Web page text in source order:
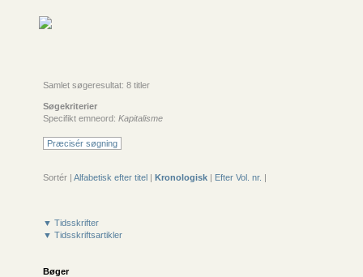
Samlet søgeresultat: 8 titler
Søgekriterier
Specifikt emneord: Kapitalisme
Præcisér søgning
Sortér | Alfabetisk efter titel | Kronologisk | Efter Vol. nr. |
▼ Tidsskrifter
▼ Tidsskriftsartikler
Bøger